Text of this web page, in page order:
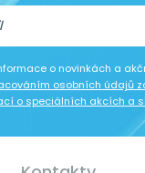
o novinkách a
osobních údajů
o speciálních akcích a